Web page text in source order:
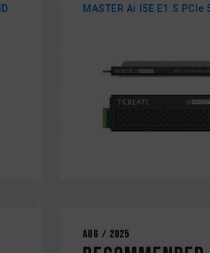
MASTER Ai I5E E1.S PCIe
Aug / 2025